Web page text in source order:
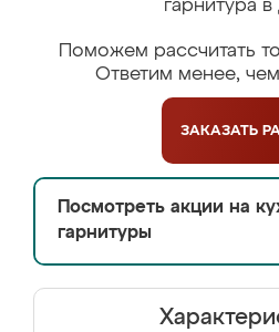
гарнитура в
Поможем рассчитать
Ответим менее,
ЗАКАЗАТЬ
Посмотреть акции на
гарнитуры